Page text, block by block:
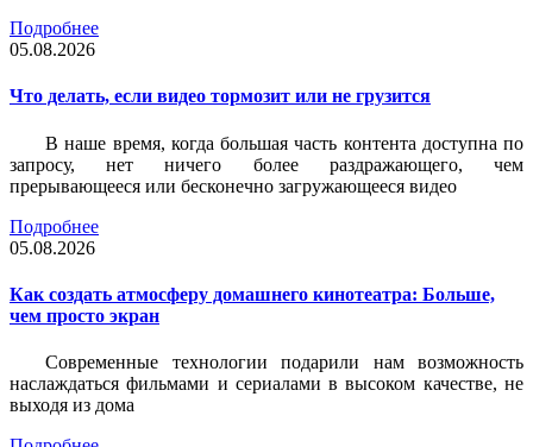
Подробнее
05.08.2026
Что делать, если видео тормозит или не грузится
В наше время, когда большая часть контента доступна по
запросу, нет ничего более раздражающего, чем
прерывающееся или бесконечно загружающееся видео
Подробнее
05.08.2026
Как создать атмосферу домашнего кинотеатра: Больше,
чем просто экран
Современные технологии подарили нам возможность
наслаждаться фильмами и сериалами в высоком качестве, не
выходя из дома